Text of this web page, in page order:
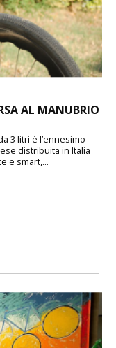
AL MANUBRIO
3 litri è l’ennesimo
distribuita in Italia
e smart,...